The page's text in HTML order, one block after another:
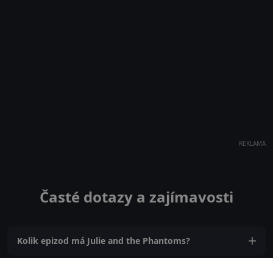
REKLAMA
Časté dotazy a zajímavosti
Kolik epizod má Julie and the Phantoms?